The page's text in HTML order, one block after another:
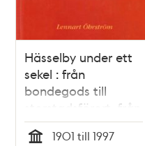
Hässelby under ett
sekel : från
bondegods till
storstadsförort, från
kommunalstämma
till stadsdelsnämnd
1901 till 1997